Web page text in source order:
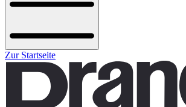
Zur Startseite